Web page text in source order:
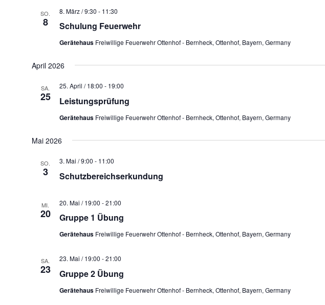
SO.
8 Schulung Feuerwehr
8. März / 9:30 - 11:30
Gerätehaus Freiwillige Feuerwehr Ottenhof - Bernheck, Ottenhof, Bayern, Germany
April 2026
SA.
25 Leistungsprüfung
25. April / 18:00 - 19:00
Gerätehaus Freiwillige Feuerwehr Ottenhof - Bernheck, Ottenhof, Bayern, Germany
Mai 2026
SO.
3 Schutzbereichserkundung
3. Mai / 9:00 - 11:00
MI.
20 Gruppe 1 Übung
20. Mai / 19:00 -21:00
Gerätehaus Freiwillige Feuerwehr Ottenhof - Bernheck, Ottenhof, Bayern, Germany
SA.
23 Gruppe 2 Übung
23. Mai / 19:00 -21:00
Gerätehaus Freiwillige Feuerwehr Ottenhof - Bernheck, Ottenhof, Bayern, Germany